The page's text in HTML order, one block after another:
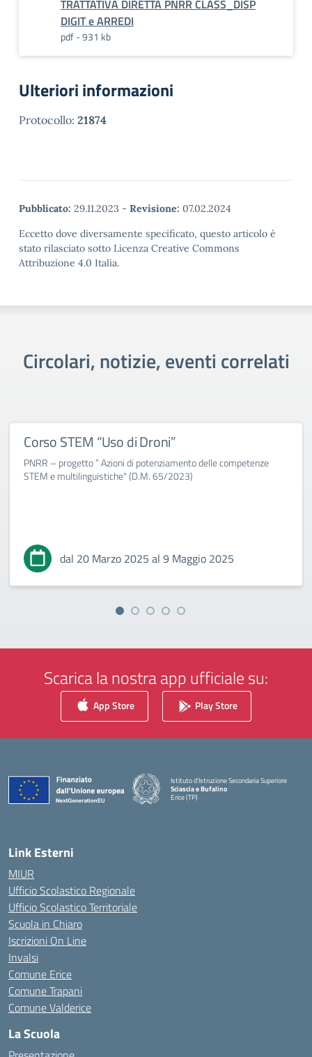
TRATTATIVA DIRETTA PNRR CLASS_DISP
DIGIT e ARREDI
pdf - 931 kb
Ulteriori informazioni
Protocollo: 21874
Pubblicato: 29.11.2023 - Revisione: 07.02.2024
Eccetto dove diversamente specificato, questo articolo è
stato rilasciato sotto Licenza Creative Commons
Attribuzione 4.0 Italia.
Circolari, notizie, eventi correlati
Corso STEM “Uso di Droni”
PNRR – progetto ” Azioni di potenziamento delle competenze
STEM e multilinguistiche" (D.M. 65/2023)
dal 20 Marzo 2025 al 9 Maggio 2025
Scarica la nostra app ufficiale su:
App Store Play Store
Istituto d'Istruzione Secondaria Superiore
Sciascia e Bufalino
Erice (TP)
Link Esterni
MIUR
Ufficio Scolastico Regionale
Ufficio Scolastico Territoriale
Scuola in Chiaro
Iscrizioni On Line
Invalsi
Comune Erice
Comune Trapani
Comune Valderice
La Scuola